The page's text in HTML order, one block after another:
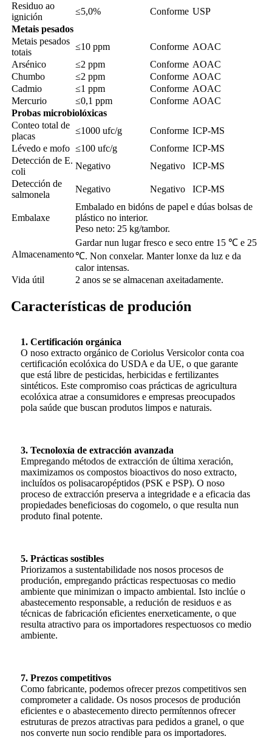
Residuo ao
ignición
≤5,0% Conforme USP
Metais pesados
Metais pesados ​​
totais
≤10 ppm Conforme AOAC
Arsénico
≤2 ppm Conforme AOAC
Chumbo
≤2 ppm Conforme AOAC
Cadmio
≤1 ppm Conforme AOAC
Mercurio
≤0,1 ppm Conforme AOAC
Probas microbiolóxicas
Conteo total de
placas
≤1000 ufc/g Conforme ICP-MS
Lévedo e mofo ≤100 ufc/g Conforme ICP-MS
Detección de E.
coli
Negativo Negativo
ICP-MS
Detección de
salmonela
Negativo Negativo ICP-MS
Embalaxe
Embalado en bidóns de papel e dúas bolsas de
plástico no interior.
Peso neto: 25 kg/tambor.
Almacenamento
Gardar nun lugar fresco e seco entre 15 ℃ e 25
℃. Non conxelar. Manter lonxe da luz e da
calor intensas.
Vida útil
2 anos se se almacenan axeitadamente.
Características de produción
1. Certificación orgánica
O noso extracto orgánico de Coriolus Versicolor conta coa
certificación ecolóxica do USDA e da UE, o que garante
que está libre de pesticidas, herbicidas e fertilizantes
sintéticos. Este compromiso coas prácticas de agricultura
ecolóxica atrae a consumidores e empresas preocupados
pola saúde que buscan produtos limpos e naturais.
3. Tecnoloxía de extracción avanzada
Empregando métodos de extracción de última xeración,
maximizamos os compostos bioactivos do noso extracto,
incluídos os polisacaropéptidos (PSK e PSP). O noso
proceso de extracción preserva a integridade e a eficacia das
propiedades beneficiosas do cogomelo, o que resulta nun
produto final potente.
5. Prácticas sostibles
Priorizamos a sustentabilidade nos nosos procesos de
produción, empregando prácticas respectuosas co medio
ambiente que minimizan o impacto ambiental. Isto inclúe o
abastecemento responsable, a redución de residuos e as
técnicas de fabricación eficientes enerxeticamente, o que
resulta atractivo para os importadores respectuosos co medio
ambiente.
7. Prezos competitivos
Como fabricante, podemos ofrecer prezos competitivos sen
comprometer a calidade. Os nosos procesos de produción
eficientes e o abastecemento directo permítennos ofrecer
estruturas de prezos atractivas para pedidos a granel, o que
nos converte nun socio rendible para os importadores.